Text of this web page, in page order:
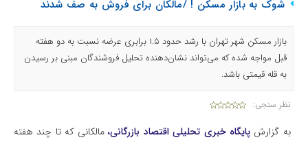
شوک به بازار مسکن ! /مالکان برای فروش به صف شدند
بازار مسکن شهر تهران با رشد حدود ۱.۵ برابری عرضه نسبت به دو هفته
قبل مواجه شده که می‌تواند نشان‌دهنده تحلیل فروشندگان مبنی بر رسیدن
به قله قیمتی باشد.
نظر سنجی:
به گزارشپایگاه خبری تحلیلی اقتصاد بازرگانی، مالکانی که تا چند هفته